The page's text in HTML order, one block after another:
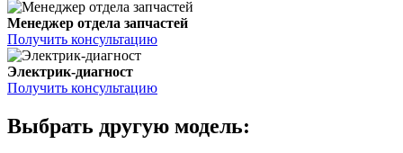
Менеджер отдела запчастей
Получить консультацию
Электрик-диагност
Получить консультацию
Выбрать другую модель: